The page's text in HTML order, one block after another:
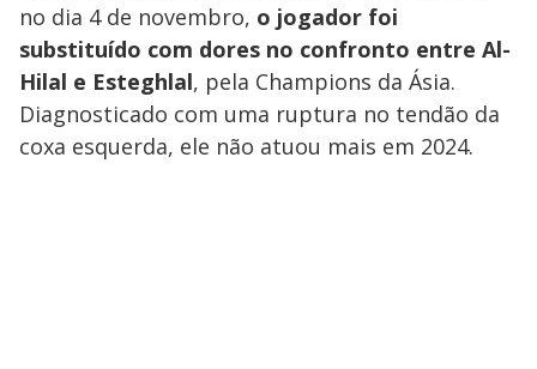
no dia 4 de novembro, o jogador foi
substituído com dores no confronto entre Al-
Hilal e Esteghlal, pela Champions da Ásia.
Diagnosticado com uma ruptura no tendão da
coxa esquerda, ele não atuou mais em 2024.